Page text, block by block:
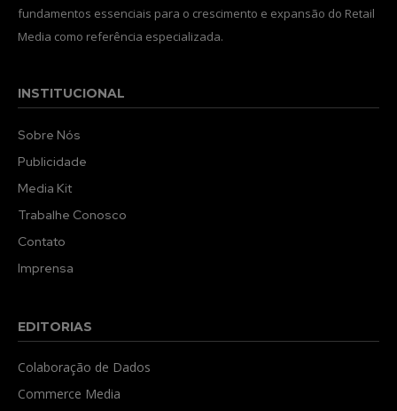
fundamentos essenciais para o crescimento e expansão do Retail
Media como referência especializada.
INSTITUCIONAL
Sobre Nós
Publicidade
Media Kit
Trabalhe Conosco
Contato
Imprensa
EDITORIAS
Colaboração de Dados
Commerce Media